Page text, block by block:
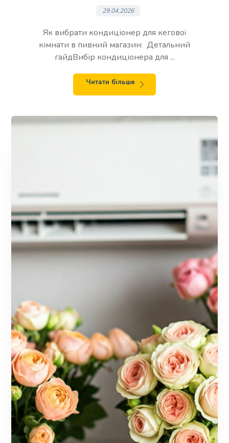
29.04.2026
Як вибрати кондиціонер для кегової
кімнати в пивний магазин: Детальний
гайдВибір кондиціонера для ...
Читати більше